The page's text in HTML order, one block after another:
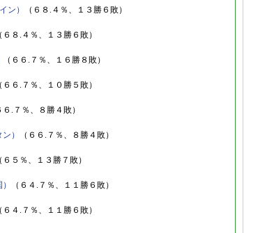
ン） （６８.４％、１３勝６敗）
（６８.４％、１３勝６敗）
（６６.７％、１６勝８敗）
（６６.７％、１０勝５敗）
６.７％、８勝４敗）
） （６６.７％、８勝４敗）
（６５％、１３勝７敗）
（６４.７％、１１勝６敗）
（６４.７％、１１勝６敗）